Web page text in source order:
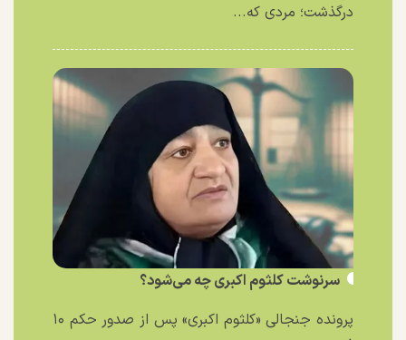
درگذشت؛ مردی که...
سرنوشت کلثوم اکبری چه می‌شود؟
پرونده جنجالی «کلثوم اکبری» پس از صدور حکم ۱۰